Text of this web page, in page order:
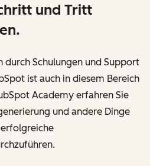
und Tritt
durch Schulungen und Support
ist auch in diesem Bereich
Academy erfahren Sie
und andere Dinge
erfolgreiche